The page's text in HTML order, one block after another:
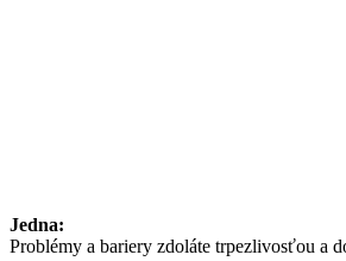
Jedna:
Problémy a bariery zdoláte trpezlivosťou a